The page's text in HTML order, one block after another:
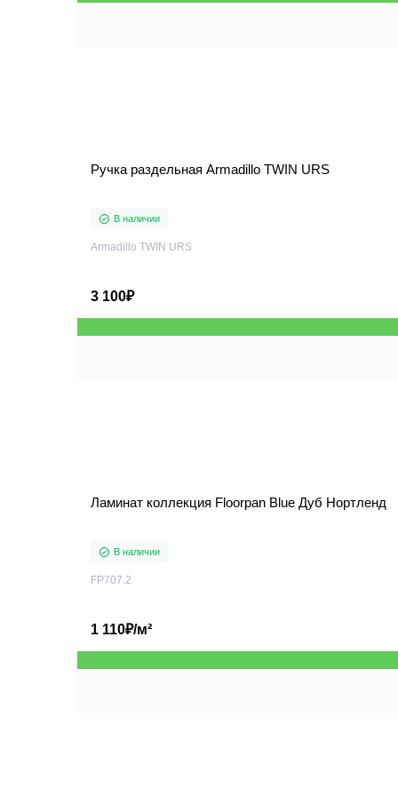
Ручка раздельная Armadillo TWIN URS
В наличии
Armadillo TWIN URS
3 100₽
Ламинат коллекция Floorpan Blue Дуб Нортленд
В наличии
FP707.2
1 110₽/м²